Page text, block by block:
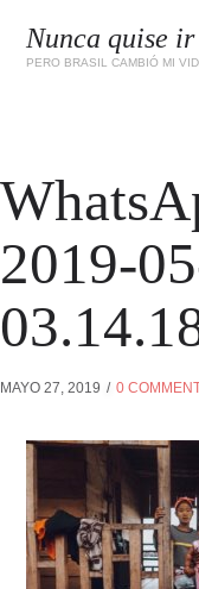
Nunca quise
PERO BRASIL CAMBIÓ MI
2019-
MAYO 27, 2019 0